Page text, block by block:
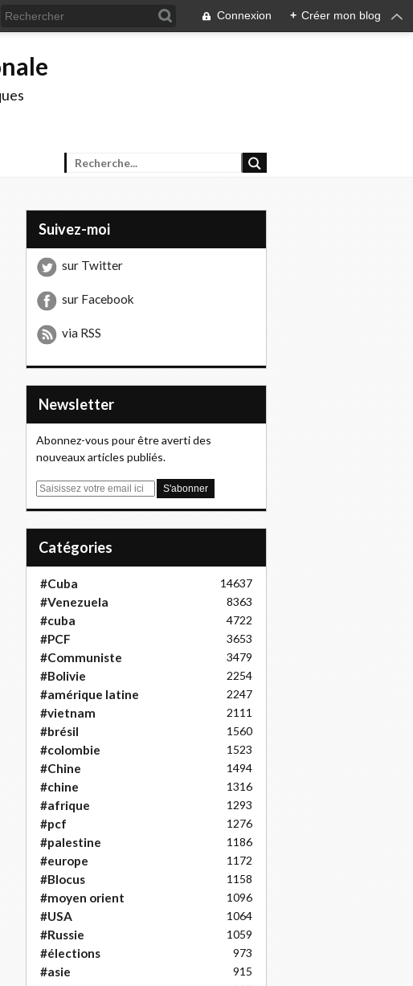
Connexion + Créer mon blog
Suivez-moi
sur Twitter
sur Facebook
via RSS
Newsletter
Abonnez-vous pour être averti des
nouveaux articles publiés.
E
Catégories
#Cuba 14637
#Venezuela 8363
#cuba 4722
#PCF 3653
#Communiste 3479
#Bolivie 2254
#amérique latine 2247
#vietnam 2111
#brésil 1560
#colombie 1523
#Chine 1494
#chine 1316
#afrique 1293
#pcf 1276
#palestine 1186
#europe 1172
#Blocus 1158
#moyen orient 1096
#USA 1064
#Russie 1059
#élections 973
#asie 915